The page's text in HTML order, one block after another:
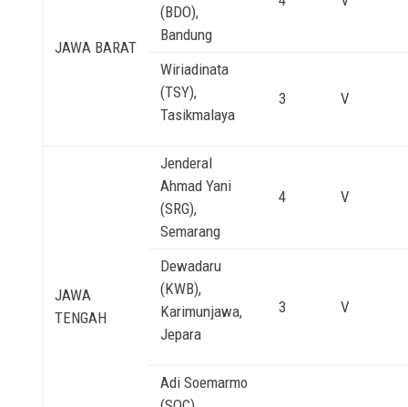
JAWA BARAT
(BDO),
Bandung
Wiriadinata
(TSY),
Tasikmalaya
3 V
JAWA
TENGAH
Jenderal
Ahmad Yani
(SRG),
Semarang
4 V
Dewadaru
(KWB),
Karimunjawa,
Jepara
3 V
Adi Soemarmo